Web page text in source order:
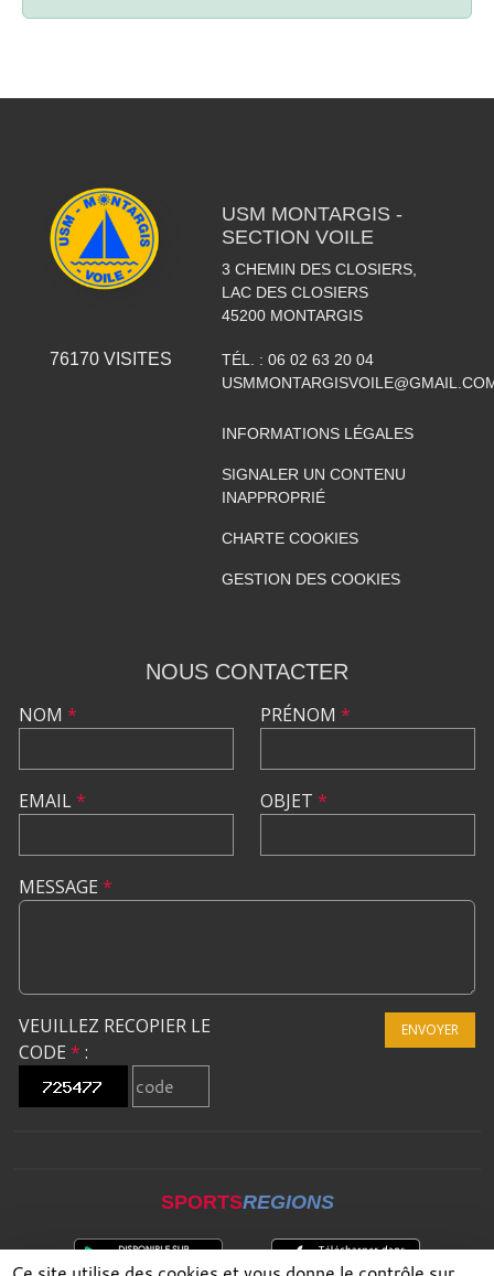
76170VISITES
USM MONTARGIS -
SECTION VOILE
3 CHEMIN DES CLOSIERS,
LAC DES CLOSIERS
45200 MONTARGIS
TÉL. : 06 02 63 20 04
INFORMATIONS LÉGALES
SIGNALER UN CONTENU
INAPPROPRIÉ
CHARTE COOKIES
GESTION DES COOKIES
NOUS CONTACTER
NOM *
EMAIL*
PRÉNOM *
OBJET *
MESSAGE *
VEUILLEZ RECOPIER LE
CODE * :
ENVOYER
SPORTSREGIONS